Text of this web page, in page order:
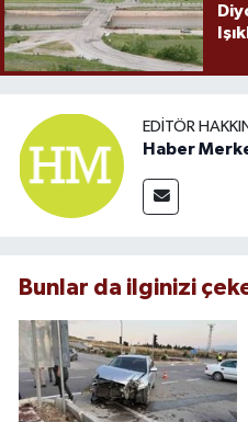
EDITÖR
Haber
Bunlar da ilginizi